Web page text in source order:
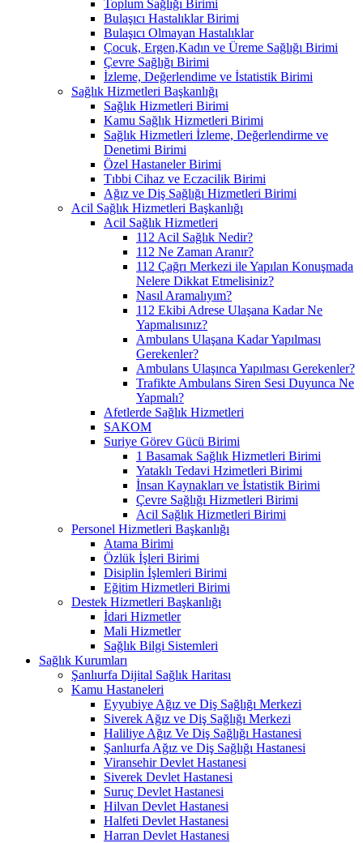
Toplum Sağlığı Birimi
Bulaşıcı Hastalıklar Birimi
Bulaşıcı Olmayan Hastalıklar
Çocuk, Ergen,Kadın ve Üreme Sağlığı Birimi
Çevre Sağlığı Birimi
İzleme, Değerlendime ve İstatistik Birimi
Sağlık Hizmetleri Başkanlığı
Sağlık Hizmetleri Birimi
Kamu Sağlık Hizmetleri Birimi
Sağlık Hizmetleri İzleme, Değerlendirme ve
Denetimi Birimi
Özel Hastaneler Birimi
Tıbbi Cihaz ve Eczacilik Birimi
Ağız ve Diş Sağlığı Hizmetleri Birimi
Acil Sağlık Hizmetleri Başkanlığı
Acil Sağlık Hizmetleri
112 Acil Sağlık Nedir?
112 Ne Zaman Aranır?
112 Çağrı Merkezi ile Yapılan Konuşmada
Nelere Dikkat Etmelisiniz?
Nasıl Aramalıyım?
112 Ekibi Adrese Ulaşana Kadar Ne
Yapmalısınız?
Ambulans Ulaşana Kadar Yapılması
Gerekenler?
Ambulans Ulaşınca Yapılması Gerekenler?
Trafikte Ambulans Siren Sesi Duyunca Ne
Yapmalı?
Afetlerde Sağlık Hizmetleri
SAKOM
Suriye Görev Gücü Birimi
1 Basamak Sağlık Hizmetleri Birimi
Yataklı Tedavi Hzimetleri Birimi
İnsan Kaynakları ve İstatistik Birimi
Çevre Sağlığı Hizmetleri Birimi
Acil Sağlık Hizmetleri Birimi
Personel Hizmetleri Başkanlığı
Atama Birimi
Özlük İşleri Birimi
Disiplin İşlemleri Birimi
Eğitim Hizmetleri Birimi
Destek Hizmetleri Başkanlığı
İdari Hizmetler
Mali Hizmetler
Sağlık Bilgi Sistemleri
Sağlık Kurumları
Şanlıurfa Dijital Sağlık Haritası
Kamu Hastaneleri
Eyyubiye Ağız ve Diş Sağlığı Merkezi
Siverek Ağız ve Diş Sağlığı Merkezi
Haliliye Ağız Ve Diş Sağlığı Hastanesi
Şanlıurfa Ağız ve Diş Sağlığı Hastanesi
Viransehir Devlet Hastanesi
Siverek Devlet Hastanesi
Suruç Devlet Hastanesi
Hilvan Devlet Hastanesi
Halfeti Devlet Hastanesi
Harran Devlet Hastanesi